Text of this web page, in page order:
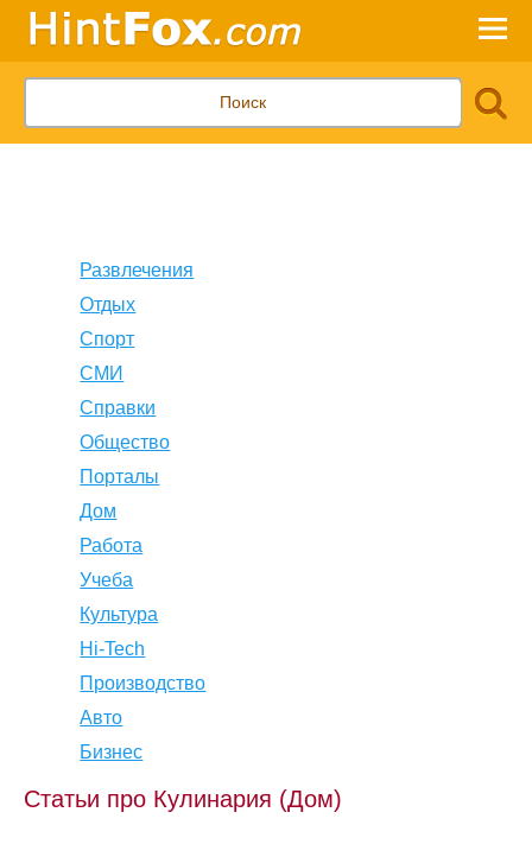
Развлечения
Отдых
Спорт
СМИ
Справки
Общество
Порталы
Дом
Работа
Учеба
Культура
Hi-Tech
Производство
Авто
Бизнес
Статьи про Кулинария (Дом)